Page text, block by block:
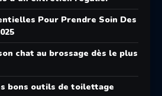
Pour Prendre Soin Des
chat au brossage dès le plus
bons outils de toilettage